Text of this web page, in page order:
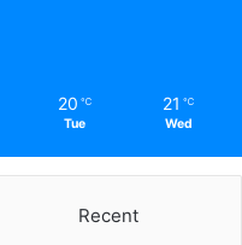
20 ℃
Tue
21 ℃
Wed
Recent